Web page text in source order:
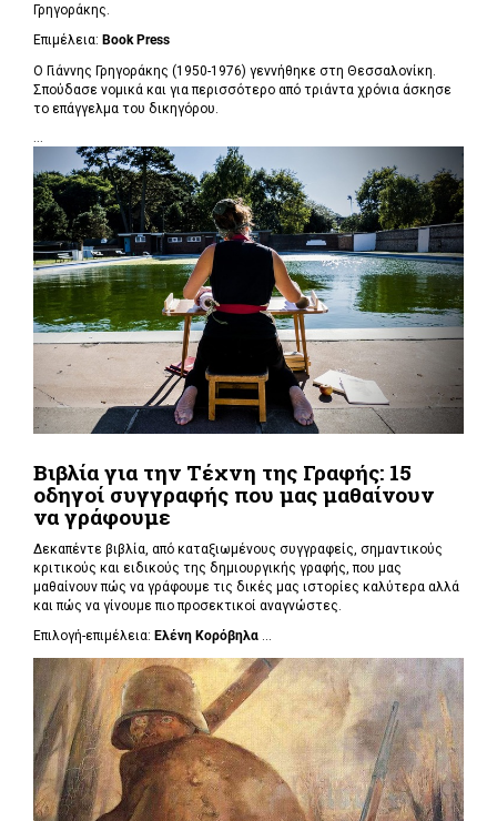
Γρηγοράκης.
Επιμέλεια: Book Press
Ο Γιάννης Γρηγοράκης (1950-1976) γεννήθηκε στη Θεσσαλονίκη.
Σπούδασε νομικά και για περισσότερο από τριάντα χρόνια άσκησε
το επάγγελμα του δικηγόρου.
...
Βιβλία για την Τέχνη της Γραφής: 15
οδηγοί συγγραφής που μας μαθαίνουν
να γράφουμε
Δεκαπέντε βιβλία, από καταξιωμένους συγγραφείς, σημαντικούς
κριτικούς και ειδικούς της δημιουργικής γραφής, που μας
μαθαίνουν πώς να γράφουμε τις δικές μας ιστορίες καλύτερα αλλά
και πώς να γίνουμε πιο προσεκτικοί αναγνώστες.
Επιλογή-επιμέλεια: Ελένη Κορόβηλα ...